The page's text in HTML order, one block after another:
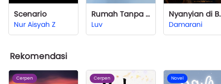
Scenario
Nur Aisyah Z
Rumah Tanpa Kasih
Luv
Nyanyian
Damarani
Rekomendasi
Cerpen Cerpen Novel